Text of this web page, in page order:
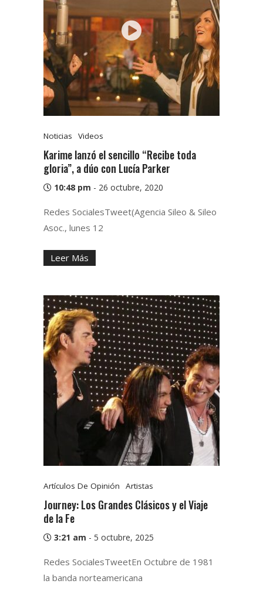
Noticias Videos
Karime lanzó el sencillo “Recibe toda
gloria”, a dúo con Lucía Parker
10:48 pm - 26 octubre, 2020
Redes SocialesTweet(Agencia Sileo & Sileo
Asoc., lunes 12
Leer Más
Artículos De Opinión Artistas
Journey: Los Grandes Clásicos y el Viaje
de la Fe
3:21 am - 5 octubre, 2025
Redes SocialesTweetEn Octubre de 1981
la banda norteamericana